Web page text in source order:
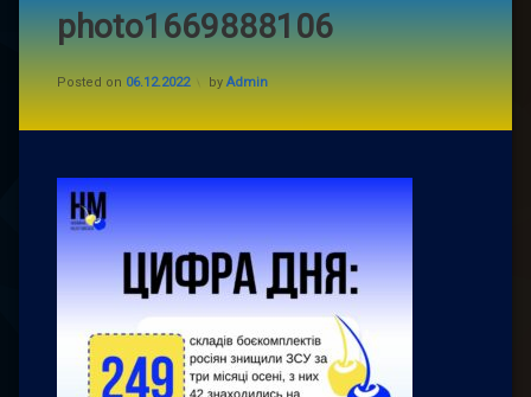
photo1669888106
Posted on 06.12.2022 by Admin